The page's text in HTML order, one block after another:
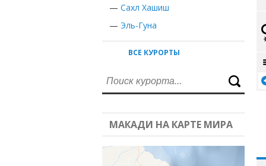
— Сахл Хашиш
— Эль-Гуна
ВСЕ КУРОРТЫ
МАКАДИ НА КАРТЕ МИРА